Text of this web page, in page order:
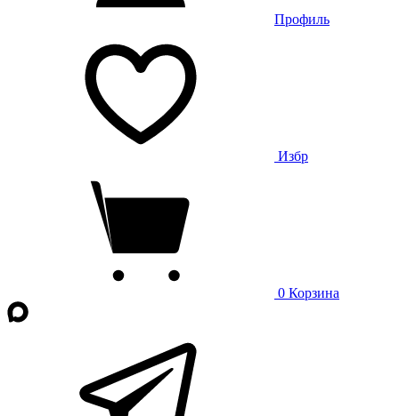
Профиль
Избр
0 Корзина